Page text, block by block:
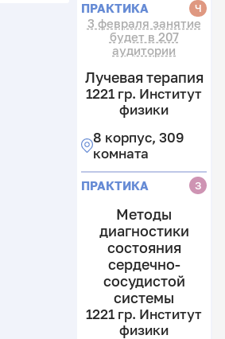
ПРАКТИКА Ч
3 февраля занятие
будет в 207
аудитории
Лучевая терапия
1221 гр. Институт
физики
8 корпус, 309
комната
ПРАКТИКА З
Методы
диагностики
состояния
сердечно-
сосудистой
системы
1221 гр. Институт
физики